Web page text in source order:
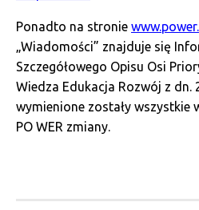
Ponadto na stronie
„Wiadomości” znajduje się
Szczegółowego Opisu Osi
Wiedza Edukacja Rozwój z dn.
wymienione zostały wszystkie
PO WER zmiany.